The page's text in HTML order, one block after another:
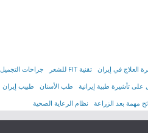
العلاج في إیران تقنية FIT للشعر
جراحات التجميل
تأشیرة طبیة إیرانیة طب الأسنان
طبيب إيران
مهمة بعد الزراعة نظام الرعاية الصحية